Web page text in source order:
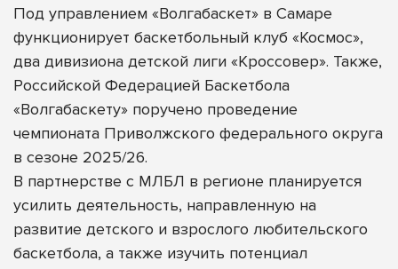
Под управлением «Волгабаскет» в Самаре
функционирует баскетбольный клуб «Космос»,
два дивизиона детской лиги «Кроссовер». Также,
Российской Федерацией Баскетбола
«Волгабаскету» поручено проведение
чемпионата Приволжского федерального округа
в сезоне 2025/26.
В партнерстве с МЛБЛ в регионе планируется
усилить деятельность, направленную на
развитие детского и взрослого любительского
баскетбола, а также изучить потенциал